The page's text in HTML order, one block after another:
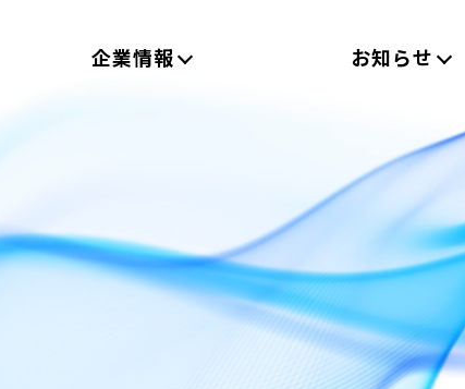
企業情報 お知らせ